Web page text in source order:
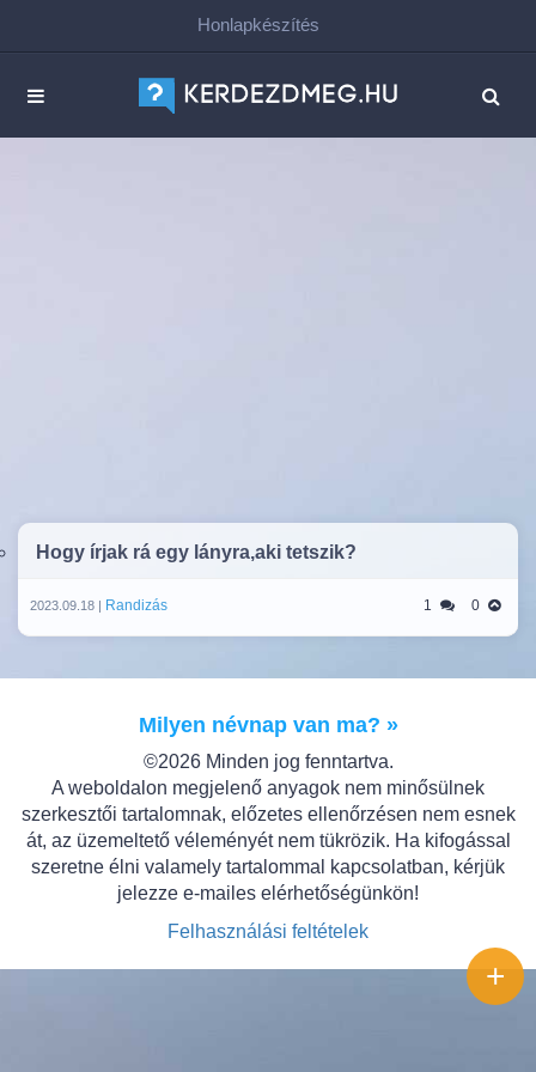
Honlapkészítés
Hogy írjak rá egy lányra,aki tetszik?
2023.09.18 | Randizás 1 0
Milyen névnap van ma? »
©2026 Minden jog fenntartva.
A weboldalon megjelenő anyagok nem minősülnek
szerkesztői tartalomnak, előzetes ellenőrzésen nem esnek
át, az üzemeltető véleményét nem tükrözik. Ha kifogással
szeretne élni valamely tartalommal kapcsolatban, kérjük
jelezze e-mailes elérhetőségünkön!
Felhasználási feltételek
+